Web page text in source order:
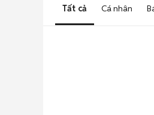
Tất cả Cá nhân